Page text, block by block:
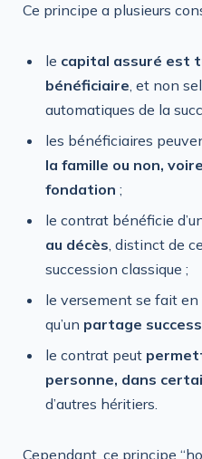
Ce principe a plusieurs
le capital assuré est
bénéficiaire, et non
automatiques de la
les bénéficiaires
la famille ou non,
fondation ;
le contrat bénéficie
au décès, distinct de
succession classique ;
le versement se fait
qu’un partage
le contrat peut
personne, dans
d’autres héritiers.
Cependant, ce principe